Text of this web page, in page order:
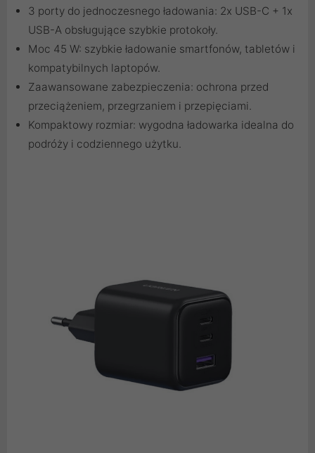
3 porty do jednoczesnego ładowania: 2x USB-C + 1x
USB-A obsługujące szybkie protokoły.
Moc 45 W: szybkie ładowanie smartfonów, tabletów i
kompatybilnych laptopów.
Zaawansowane zabezpieczenia: ochrona przed
przeciążeniem, przegrzaniem i przepięciami.
Kompaktowy rozmiar: wygodna ładowarka idealna do
podróży i codziennego użytku.